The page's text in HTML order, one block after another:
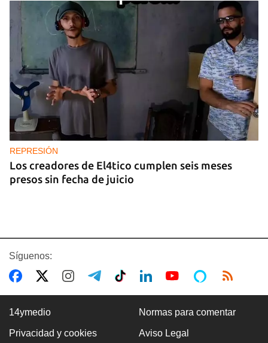
REPRESIÓN
Los creadores de El4tico cumplen seis meses
presos sin fecha de juicio
Síguenos:
14ymedio Normas para comentar
Privacidad y cookies Aviso Legal